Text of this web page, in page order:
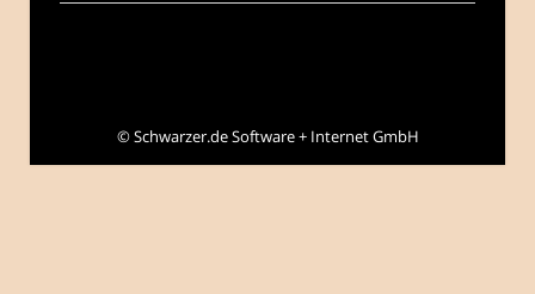
©Schwarzer.de Software + Internet GmbH